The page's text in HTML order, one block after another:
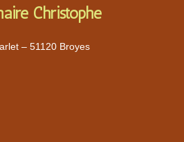
Christophe
– 51120 Broyes